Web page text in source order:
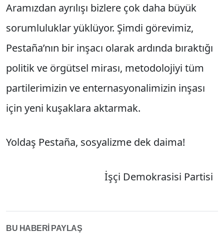
Aramızdan ayrılışı bizlere çok daha büyük
sorumluluklar yüklüyor. Şimdi görevimiz,
Pestaña’nın bir inşacı olarak ardında bıraktığı
politik ve örgütsel mirası, metodolojiyi tüm
partilerimizin ve enternasyonalimizin inşası
için yeni kuşaklara aktarmak.
Yoldaş Pestaña, sosyalizme dek daima!
İşçi Demokrasisi Partisi
BU HABERİ PAYLAŞ